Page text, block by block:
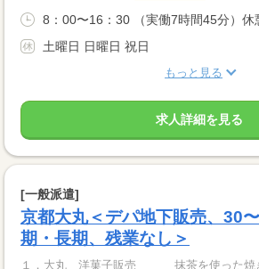
8：00〜16：30 （実働7時間45分）休
土曜日 日曜日 祝日
もっと見る
求人詳細を見る
[一般派遣]
京都大丸＜デパ地下販売、30
期・長期、残業なし＞
１．大丸 洋菓子販売 抹茶を使った焼き